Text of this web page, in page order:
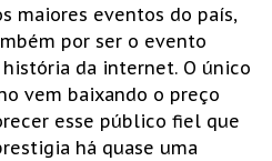
maiores eventos do país,
por ser o evento
da internet. O único
vem baixando o preço
esse público fiel que
há quase uma